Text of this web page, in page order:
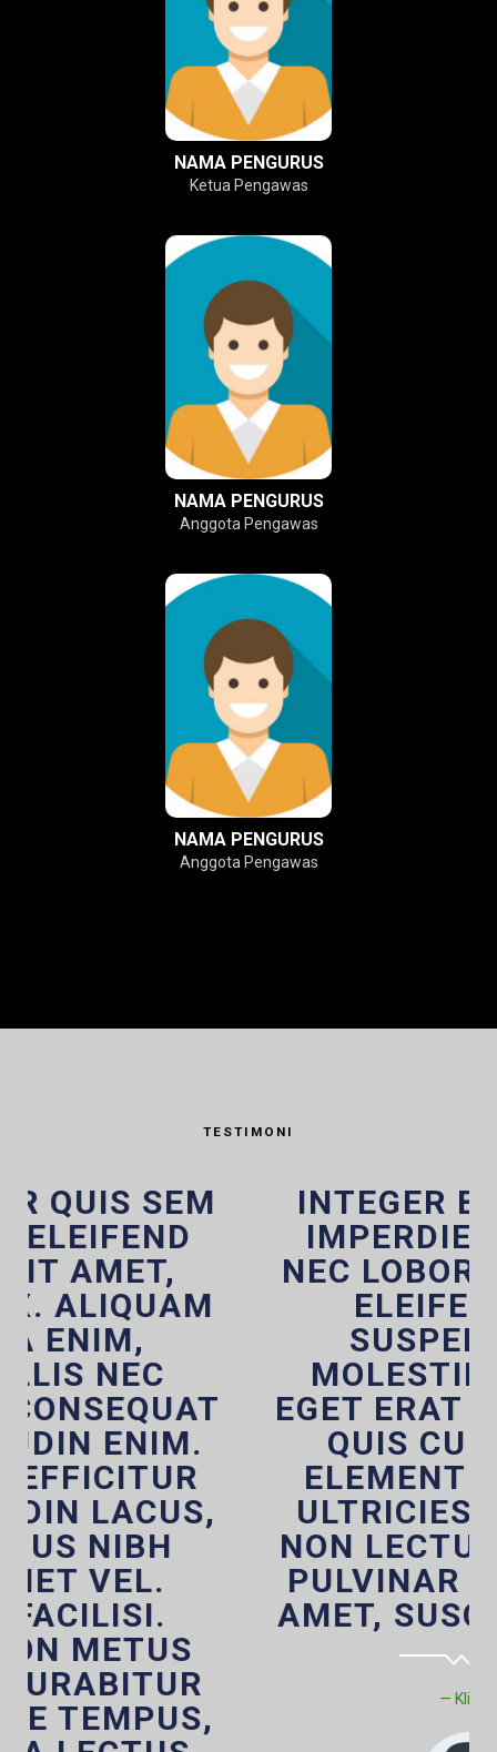
NAMA PENGURUS
Ketua Pengawas
NAMA PENGURUS
Anggota Pengawas
NAMA PENGURUS
Anggota Pengawas
TESTIMONI
INTEGER BIBENDUM
IMPERDIET PURUS,
NEC LOBORTIS DOLOR
ELEIFEND EU.
SUSPENDISSE
MOLESTIE LECTUS
EGET ERAT COMMODO,
QUIS CURSUS MI
ELEMENTUM. IN AT
ULTRICIES DIAM. UT
NON LECTUS LACINIA,
PULVINAR NULLA SIT
AMET, SUSCIPIT URNA